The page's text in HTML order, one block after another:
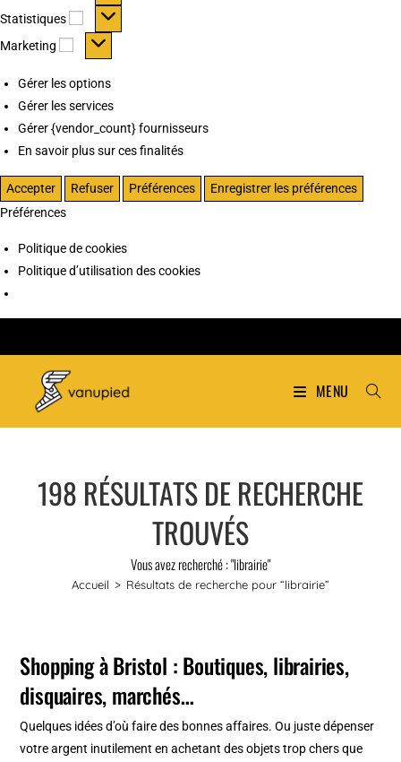
Statistiques Statistiques
Marketing Marketing
Gérer les options
Gérer les services
Gérer {vendor_count} fournisseurs
En savoir plus sur ces finalités
Accepter Refuser Préférences
Enregistrer les préférences
Préférences
Politique de cookies
Politique d’utilisation des cookies
MENU
198 RÉSULTATS DE RECHERCHE
TROUVÉS
Vous avez recherché : "librairie"
Accueil > Résultats de recherche pour “librairie”
Shopping à Bristol : Boutiques, librairies,
disquaires, marchés…
Quelques idées d’où faire des bonnes affaires. Ou juste dépenser
votre argent inutilement en achetant des objets trop chers que